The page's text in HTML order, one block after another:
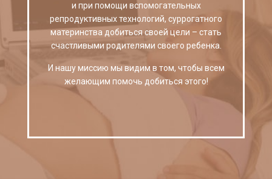
и при помощи вспомогательных
репродуктивных технологий, суррогатного
материнства добиться своей цели – стать
счастливыми родителями своего ребенка.
И нашу миссию мы видим в том, чтобы всем
желающим помочь добиться этого!